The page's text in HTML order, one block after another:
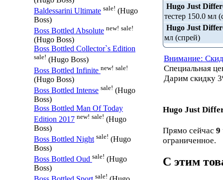
Baldessarini Ultimate sale! (Hugo
Boss)
Boss Bottled Absolute new! sale!
(Hugo Boss)
Boss Bottled Collector`s Edition
sale! (Hugo Boss)
Boss Bottled Infinite new! sale!
(Hugo Boss)
Boss Bottled Intense sale! (Hugo
Boss)
Boss Bottled Man Of Today
Edition 2017 new! sale! (Hugo
Boss)
Boss Bottled Night sale! (Hugo
Boss)
Boss Bottled Oud sale! (Hugo
Boss)
sale!
Hugo Just
тестер 150.0 мл
Hugo Just
мл (спрей)
Внимание:
Специальная
Дарим скидку
Hugo Just
Прямо сейчас 9
ограниченное.
С этим